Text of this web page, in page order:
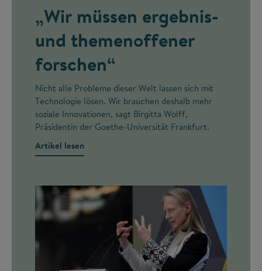
„Wir müssen ergebnis-
und themenoffener
forschen“
Nicht alle Probleme dieser Welt lassen sich mit
Technologie lösen. Wir brauchen deshalb mehr
soziale Innovationen, sagt Birgitta Wolff,
Präsidentin der Goethe-Universität Frankfurt.
Artikel lesen